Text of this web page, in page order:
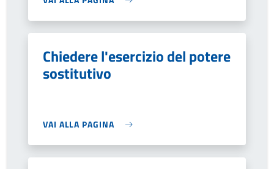
Chiedere l'esercizio del potere
sostitutivo
VAI ALLA PAGINA